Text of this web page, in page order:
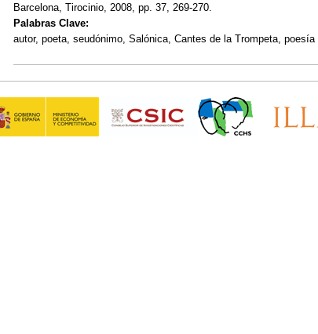
Barcelona, Tirocinio, 2008, pp. 37, 269-270.
Palabras Clave:
autor, poeta, seudónimo, Salónica, Cantes de la Trompeta, poesía